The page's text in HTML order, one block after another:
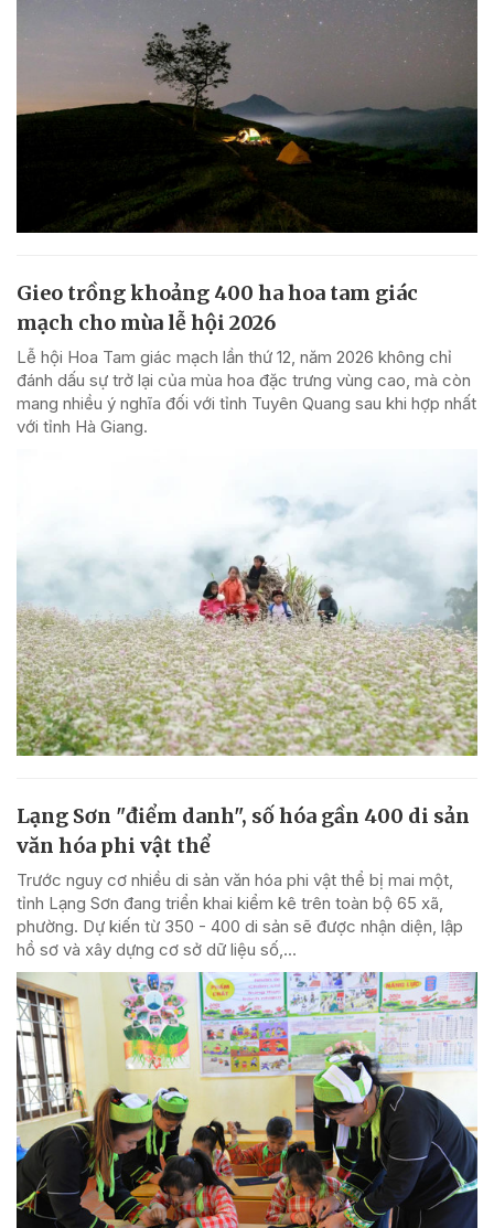
Gieo trồng khoảng 400 ha hoa tam giác
mạch cho mùa lễ hội 2026
Lễ hội Hoa Tam giác mạch lần thứ 12, năm 2026 không chỉ
đánh dấu sự trở lại của mùa hoa đặc trưng vùng cao, mà còn
mang nhiều ý nghĩa đối với tỉnh Tuyên Quang sau khi hợp nhất
với tỉnh Hà Giang.
Lạng Sơn "điểm danh", số hóa gần 400 di sản
văn hóa phi vật thể
Trước nguy cơ nhiều di sản văn hóa phi vật thể bị mai một,
tỉnh Lạng Sơn đang triển khai kiểm kê trên toàn bộ 65 xã,
phường. Dự kiến từ 350 - 400 di sản sẽ được nhận diện, lập
hồ sơ và xây dựng cơ sở dữ liệu số,...